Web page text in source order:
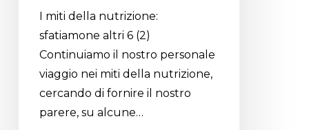
I miti della nutrizione:
sfatiamone altri 6 (2)
Continuiamo il nostro personale
viaggio nei miti della nutrizione,
cercando di fornire il nostro
parere, su alcune…